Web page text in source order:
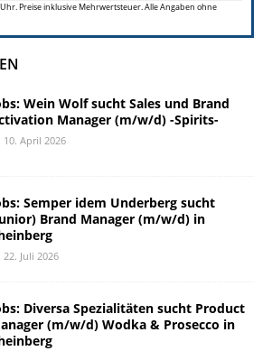
Preise inklusive Mehrwertsteuer. Alle Angaben ohne
Wein Wolf sucht Sales und Brand
Manager (m/w/d) -Spirits-
10. April 2026
Semper idem Underberg sucht
Brand Manager (m/w/d) in
22. Juli 2026
Diversa Spezialitäten sucht Product
(m/w/d) Wodka & Prosecco in